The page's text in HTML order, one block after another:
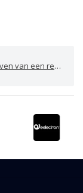
een review